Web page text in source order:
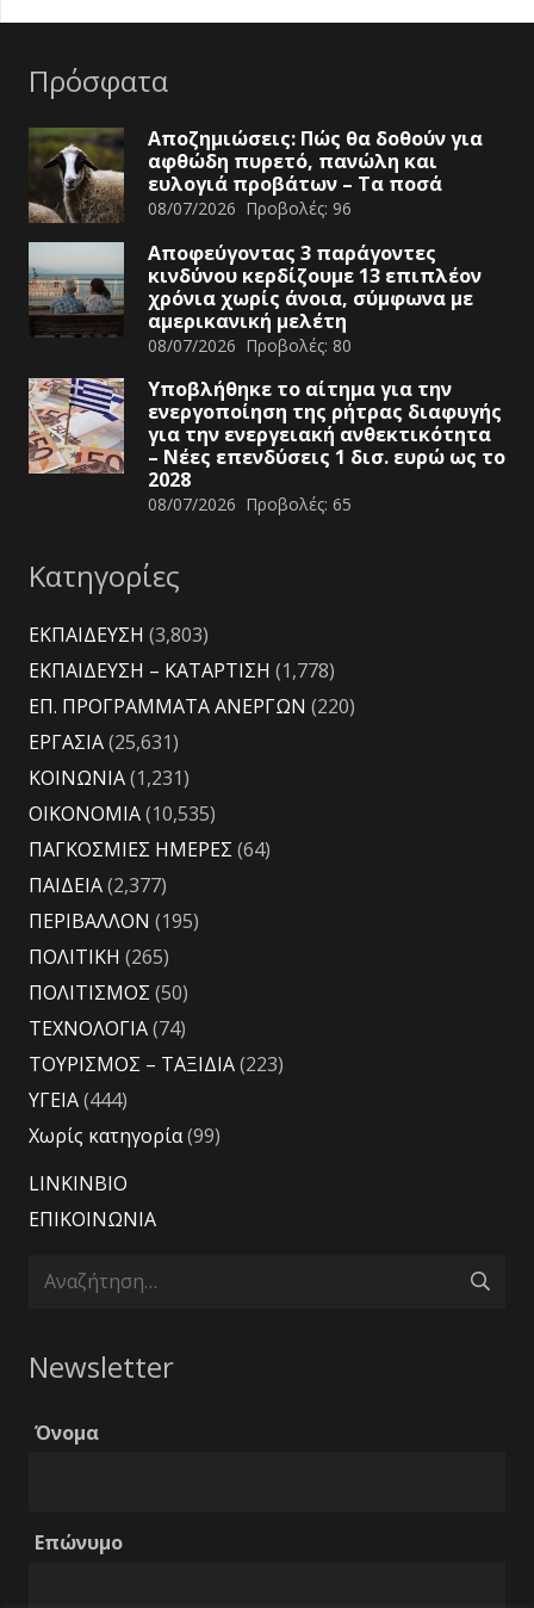
Πρόσφατα
Αποζημιώσεις: Πώς θα δοθούν για
αφθώδη πυρετό, πανώλη και
ευλογιά προβάτων – Τα ποσά
08/07/2026 Προβολές: 96
Αποφεύγοντας 3 παράγοντες
κινδύνου κερδίζουμε 13 επιπλέον
χρόνια χωρίς άνοια, σύμφωνα με
αμερικανική μελέτη
08/07/2026 Προβολές: 80
Υποβλήθηκε το αίτημα για την
ενεργοποίηση της ρήτρας διαφυγής
για την ενεργειακή ανθεκτικότητα
– Νέες επενδύσεις 1 δισ. ευρώ ως το
2028
08/07/2026 Προβολές: 65
Κατηγορίες
ΕΚΠΑΙΔΕΥΣΗ (3,803)
ΕΚΠΑΙΔΕΥΣΗ – ΚΑΤΑΡΤΙΣΗ (1,778)
ΕΠ. ΠΡΟΓΡΑΜΜΑΤΑ ΑΝΕΡΓΩΝ (220)
ΕΡΓΑΣΙΑ(25,631)
ΚΟΙΝΩΝΙΑ(1,231)
ΟΙΚΟΝΟΜΙΑ(10,535)
ΠΑΓΚΟΣΜΙΕΣ ΗΜΕΡΕΣ (64)
ΠΑΙΔΕΙΑ(2,377)
ΠΕΡΙΒΑΛΛΟΝ (195)
ΠΟΛΙΤΙΚΗ (265)
ΠΟΛΙΤΙΣΜΟΣ (50)
ΤΕΧΝΟΛΟΓΙΑ(74)
ΤΟΥΡΙΣΜΟΣ – ΤΑΞΙΔΙΑ(223)
ΥΓΕΙΑ(444)
Χωρίς κατηγορία(99)
LINKINBIO
ΕΠΙΚΟΙΝΩΝΙΑ
Αναζήτηση
Newsletter
Όνομα
Επώνυμο